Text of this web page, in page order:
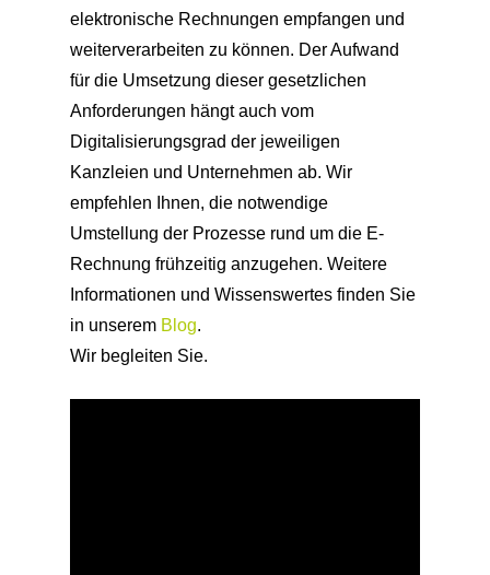
elektronische Rechnungen empfangen und
weiterverarbeiten zu können. Der Aufwand
für die Umsetzung dieser gesetzlichen
Anforderungen hängt auch vom
Digitalisierungsgrad der jeweiligen
Kanzleien und Unternehmen ab. Wir
empfehlen Ihnen, die notwendige
Umstellung der Prozesse rund um die E-
Rechnung frühzeitig anzugehen. Weitere
Informationen und Wissenswertes finden Sie
in unserem Blog.
Wir begleiten Sie.